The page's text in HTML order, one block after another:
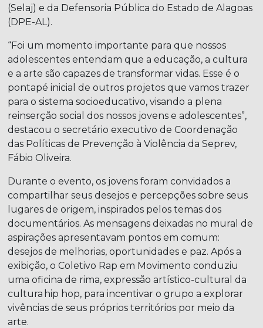
(Selaj) e da Defensoria Pública do Estado de Alagoas
(DPE-AL).
“Foi um momento importante para que nossos
adolescentes entendam que a educação, a cultura
e a arte são capazes de transformar vidas. Esse é o
pontapé inicial de outros projetos que vamos trazer
para o sistema socioeducativo, visando a plena
reinserção social dos nossos jovens e adolescentes”,
destacou o secretário executivo de Coordenação
das Políticas de Prevenção à Violência da Seprev,
Fábio Oliveira.
Durante o evento, os jovens foram convidados a
compartilhar seus desejos e percepções sobre seus
lugares de origem, inspirados pelos temas dos
documentários. As mensagens deixadas no mural de
aspirações apresentavam pontos em comum:
desejos de melhorias, oportunidades e paz. Após a
exibição, o Coletivo Rap em Movimento conduziu
uma oficina de rima, expressão artístico-cultural da
cultura hip hop, para incentivar o grupo a explorar
vivências de seus próprios territórios por meio da
arte.